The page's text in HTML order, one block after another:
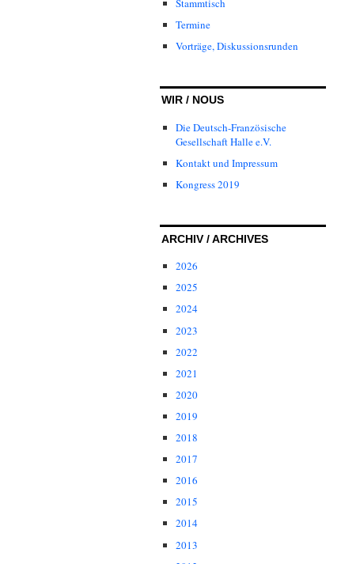
Stammtisch
Termine
Vorträge, Diskussionsrunden
WIR / NOUS
Die Deutsch-Französische
Gesellschaft Halle e.V.
Kontakt und Impressum
Kongress 2019
ARCHIV / ARCHIVES
2026
2025
2024
2023
2022
2021
2020
2019
2018
2017
2016
2015
2014
2013